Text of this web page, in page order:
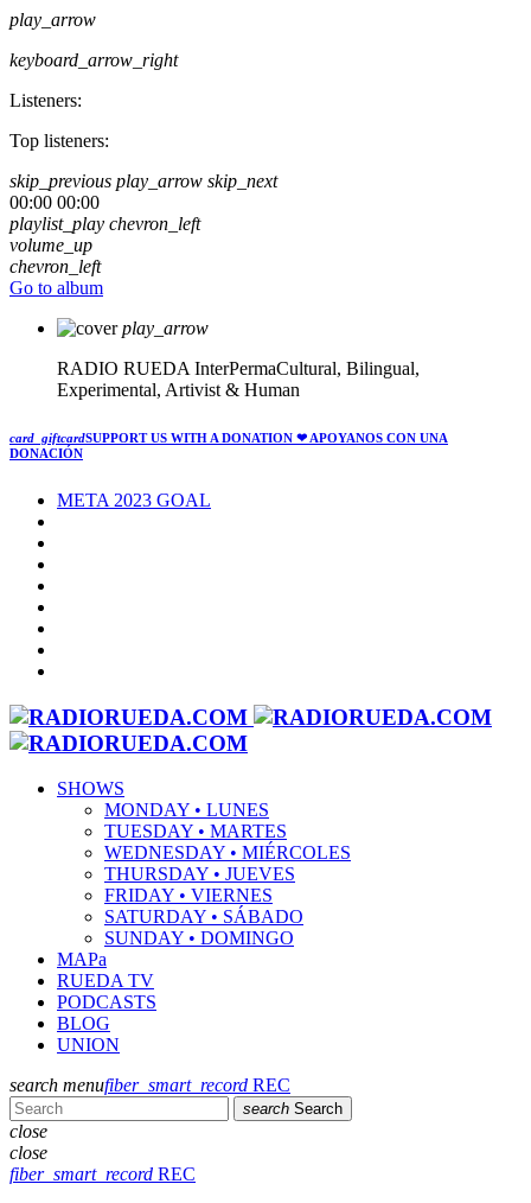
play_arrow
keyboard_arrow_right
Listeners:
Top listeners:
skip_previous play_arrow skip_next
00:00 00:00
playlist_play chevron_left
volume_up
chevron_left
Go to album
play_arrow
RADIO RUEDA InterPermaCultural, Bilingual,
Experimental, Artivist & Human
card_giftcardSUPPORT US WITH A DONATION ❤ APOYANOS CON UNA
DONACIÓN
META 2023 GOAL
SHOWS
MONDAY • LUNES
TUESDAY • MARTES
WEDNESDAY • MIÉRCOLES
THURSDAY • JUEVES
FRIDAY • VIERNES
SATURDAY • SÁBADO
SUNDAY • DOMINGO
MAPa
RUEDA TV
PODCASTS
BLOG
UNION
search menufiber_smart_record REC
search Search
close
close
fiber_smart_record REC